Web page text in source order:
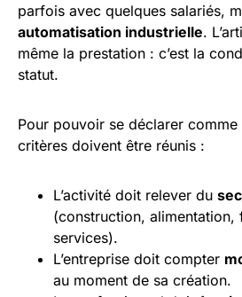
parfois avec quelques salariés,
automatisation industrielle.
même la prestation : c’est la
statut.
Pour pouvoir se déclarer
critères doivent être réunis :
L’activité doit relever du
(construction, alimentation,
services).
L’entreprise doit compter
au moment de sa création.